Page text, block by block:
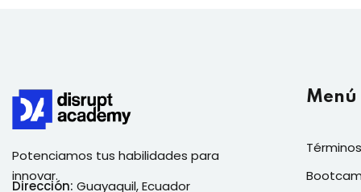
Potenciamos tus habilidades para
innovar.
Dirección: Guayaquil, Ecuador
Menú